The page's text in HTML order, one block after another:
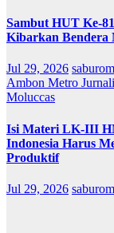
Sambut HUT Ke-
Kibarkan Bendera
Jul 29, 2026
Ambon Metro
Moluccas
Isi Materi LK-III
Indonesia Harus
Produktif
Jul 29, 2026